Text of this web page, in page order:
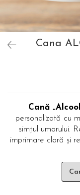
Rame foto
Plachete personalizate
Pix personalizat
Set cadou
evenimente
Tavita de mot
Pahare personalizate
Cana
Cană
personalizată cu
simțul umorului.
imprimare clară și